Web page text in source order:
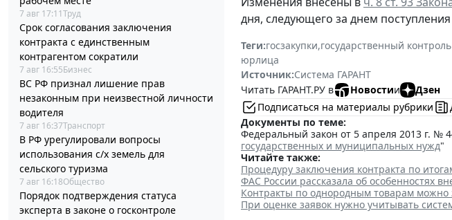
7 авг 17:11Труд
Срок согласования заключения
контракта с единственным
контрагентом сократили
7 авг 16:55Бизнес
ВС РФ признал лишение прав
незаконным при неизвестной личности
водителя
7 авг 16:37Транспорт
В РФ урегулировали вопросы
использования с/х земель для
сельского туризма
7 авг 16:18Общество
Порядок подтверждения статуса
эксперта в законе о госконтроле
дня, следующего за днем
Теги:госзакупки,государственный
юрлица
Источник:Система ГАРАНТ
Читать ГАРАНТ.РУ в
Новостии
Дзен
Подписаться на материалы рубрики
Документы по теме:
Федеральный закон от 5 апреля 2013 г. №
государственных и муниципальных нужд"
Читайте также:
Процедуру заключения контракта по
ФАС России рассказала об особенностях
Контракты по однородным товарам
При оценке заявок нужно учитывать